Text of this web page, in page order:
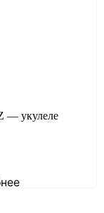
— укулеле